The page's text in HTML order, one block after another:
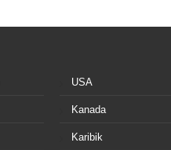
USA
Kanada
Karibik